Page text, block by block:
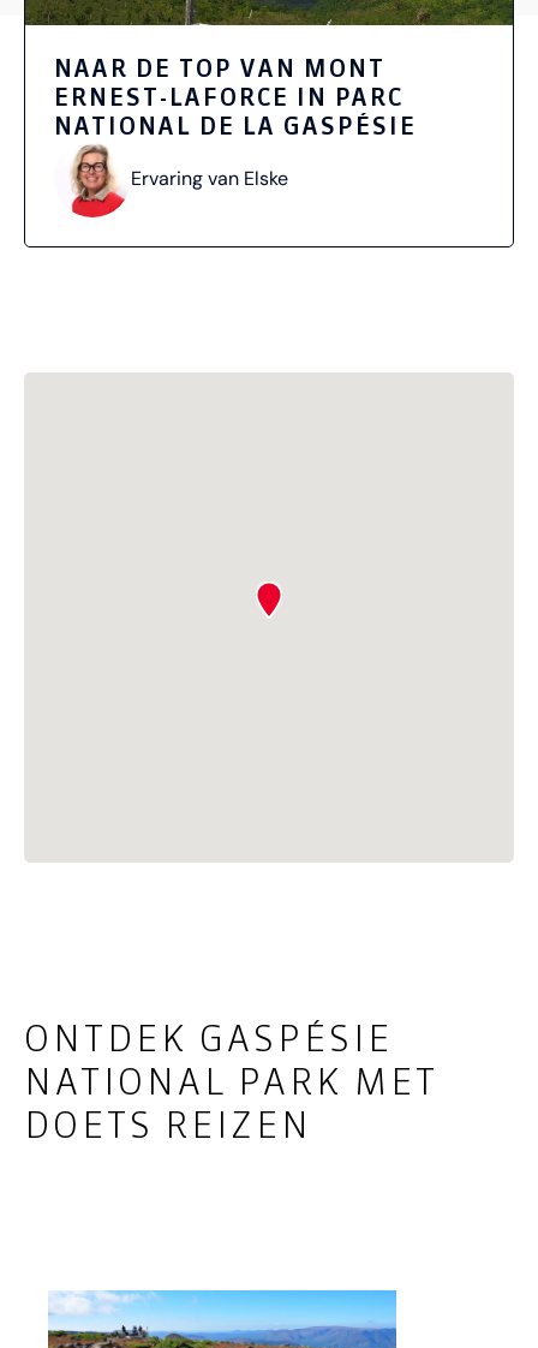
NAAR DE TOP VAN MONT
ERNEST-LAFORCE IN PARC
NATIONAL DE LA GASPÉSIE
Ervaring van Elske
ONTDEK GASPÉSIE
NATIONAL PARK MET
DOETS REIZEN